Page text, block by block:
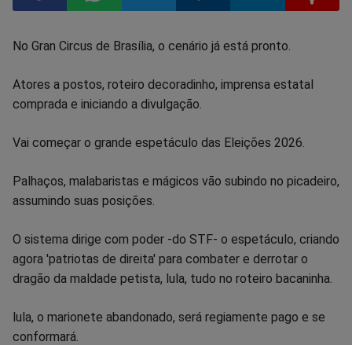
Compartilhar
no
Compartilhar
no
Compartilhar
no
Compartilhar
no
Compartilhar
no
no
No Gran Circus de Brasília, o cenário já está pronto.
Atores a postos, roteiro decoradinho, imprensa estatal
comprada e iniciando a divulgação.
Vai começar o grande espetáculo das Eleições 2026.
Palhaços, malabaristas e mágicos vão subindo no picadeiro,
assumindo suas posições.
O sistema dirige com poder -do STF- o espetáculo, criando
agora 'patriotas de direita' para combater e derrotar o
dragão da maldade petista, lula, tudo no roteiro bacaninha.
lula, o marionete abandonado, será regiamente pago e se
conformará.